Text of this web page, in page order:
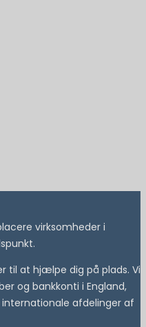
virksomheder i
til at hjælpe dig på plads. Vi
og bankkonti i England,
afdelinger af